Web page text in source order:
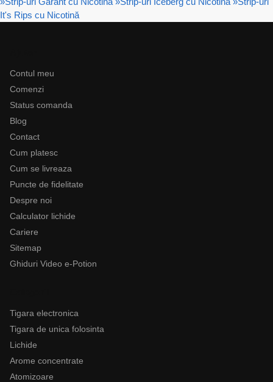
It's Rips cu Nicotină
Contul meu
Comenzi
Status comanda
Blog
Contact
Cum platesc
Cum se livreaza
Puncte de fidelitate
Despre noi
Calculator lichide
Cariere
Sitemap
Ghiduri Video e-Potion
Tigara electronica
Tigara de unica folosinta
Lichide
Arome concentrate
Atomizoare